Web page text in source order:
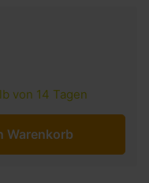
von 14 Tagen
Warenkorb